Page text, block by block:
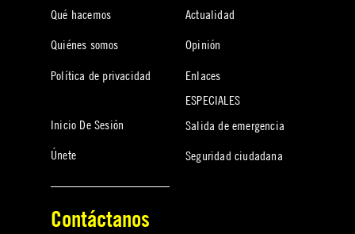
Qué hacemos
Quiénes somos
Política de privacidad
Inicio De Sesión
Únete
Actualidad
Opinión
Enlaces
ESPECIALES
Salida de emergencia
Seguridad ciudadana
Contáctanos